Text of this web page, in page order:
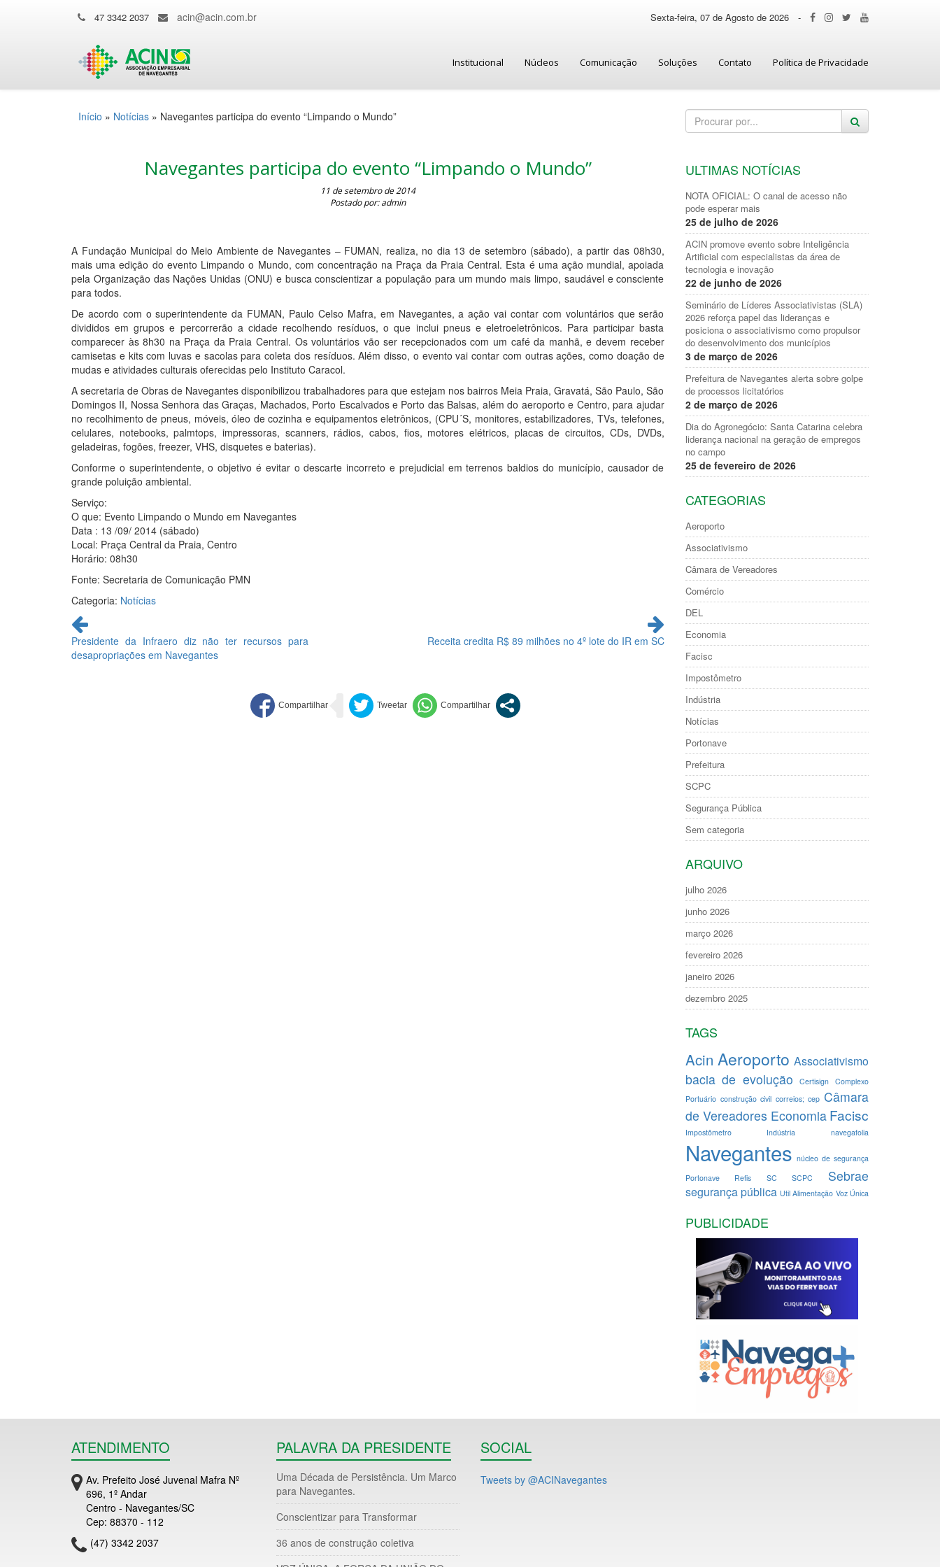
47 3342 2037 acin@acin.com.br Sexta-feira, 07 de Agosto de 2026 -
Institucional Núcleos Comunicação Soluções Contato Política de Privacidade
Início » Notícias » Navegantes participa do evento “Limpando o Mundo”
Navegantes participa do evento “Limpando o Mundo”
11 de setembro de 2014
Postado por: admin
A Fundação Municipal do Meio Ambiente de Navegantes – FUMAN, realiza, no dia 13 de setembro (sábado), a partir das 08h30,
mais uma edição do evento Limpando o Mundo, com concentração na Praça da Praia Central. Esta é uma ação mundial, apoiada
pela Organização das Nações Unidas (ONU) e busca conscientizar a população para um mundo mais limpo, saudável e consciente
para todos.
De acordo com o superintendente da FUMAN, Paulo Celso Mafra, em Navegantes, a ação vai contar com voluntários que serão
divididos em grupos e percorrerão a cidade recolhendo resíduos, o que inclui pneus e eletroeletrônicos. Para participar basta
comparecer às 8h30 na Praça da Praia Central. Os voluntários vão ser recepcionados com um café da manhã, e devem receber
camisetas e kits com luvas e sacolas para coleta dos resíduos. Além disso, o evento vai contar com outras ações, como doação de
mudas e atividades culturais oferecidas pelo Instituto Caracol.
A secretaria de Obras de Navegantes disponibilizou trabalhadores para que estejam nos bairros Meia Praia, Gravatá, São Paulo, São
Domingos II, Nossa Senhora das Graças, Machados, Porto Escalvados e Porto das Balsas, além do aeroporto e Centro, para ajudar
no recolhimento de pneus, móveis, óleo de cozinha e equipamentos eletrônicos, (CPU´S, monitores, estabilizadores, TVs, telefones,
celulares, notebooks, palmtops, impressoras, scanners, rádios, cabos, fios, motores elétricos, placas de circuitos, CDs, DVDs,
geladeiras, fogões, freezer, VHS, disquetes e baterias).
Conforme o superintendente, o objetivo é evitar o descarte incorreto e prejudicial em terrenos baldios do município, causador de
grande poluição ambiental.
Serviço:
O que: Evento Limpando o Mundo em Navegantes
Data : 13 /09/ 2014 (sábado)
Local: Praça Central da Praia, Centro
Horário: 08h30
Fonte: Secretaria de Comunicação PMN
Categoria: Notícias
Continue
lendo
Presidente da Infraero diz não ter recursos para
desapropriações em Navegantes
Receita credita R$ 89 milhões no 4º lote do IR em SC
ULTIMAS NOTÍCIAS
NOTA OFICIAL: O canal de acesso não
pode esperar mais
25 de julho de 2026
ACIN promove evento sobre Inteligência
Artificial com especialistas da área de
tecnologia e inovação
22 de junho de 2026
Seminário de Líderes Associativistas (SLA)
2026 reforça papel das lideranças e
posiciona o associativismo como propulsor
do desenvolvimento dos municípios
3 de março de 2026
Prefeitura de Navegantes alerta sobre golpe
de processos licitatórios
2 de março de 2026
Dia do Agronegócio: Santa Catarina celebra
liderança nacional na geração de empregos
no campo
25 de fevereiro de 2026
CATEGORIAS
Aeroporto
Associativismo
Câmara de Vereadores
Comércio
DEL
Economia
Facisc
Impostômetro
Indústria
Notícias
Portonave
Prefeitura
SCPC
Segurança Pública
Sem categoria
ARQUIVO
julho 2026
junho 2026
março 2026
fevereiro 2026
janeiro 2026
dezembro 2025
TAGS
Acin Aeroporto Associativismo
bacia de evolução Certisign Complexo
Portuário construção civil correios; cep Câmara
de Vereadores Economia Facisc
Impostômetro Indústria navegafolia
Navegantes núcleo de segurança
Portonave
Refis SC SCPC Sebrae
segurança pública Util Alimentação Voz Única
PUBLICIDADE
ATENDIMENTO
Av. Prefeito José Juvenal Mafra Nº
696, 1º Andar
Centro - Navegantes/SC
Cep: 88370 - 112
(47) 3342 2037
PALAVRA DA PRESIDENTE
Uma Década de Persistência. Um Marco
para Navegantes.
Conscientizar para Transformar
36 anos de construção coletiva
SOCIAL
Tweets by @ACINavegantes